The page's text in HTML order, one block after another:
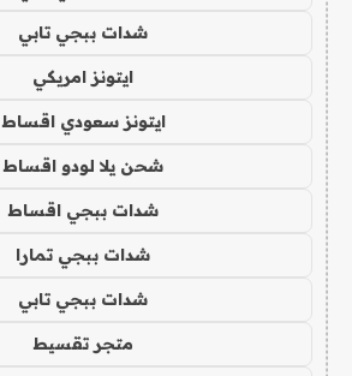
شدات ببجي تابي
ايتونز امريكي
ايتونز سعودي اقساط
شحن يلا لودو اقساط
شدات ببجي اقساط
شدات ببجي تمارا
شدات ببجي تابي
متجر تقسيط